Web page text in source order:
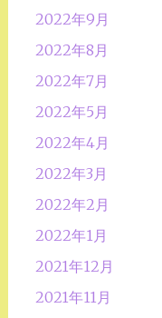
2022年9月
2022年8月
2022年7月
2022年5月
2022年4月
2022年3月
2022年2月
2022年1月
2021年12月
2021年11月